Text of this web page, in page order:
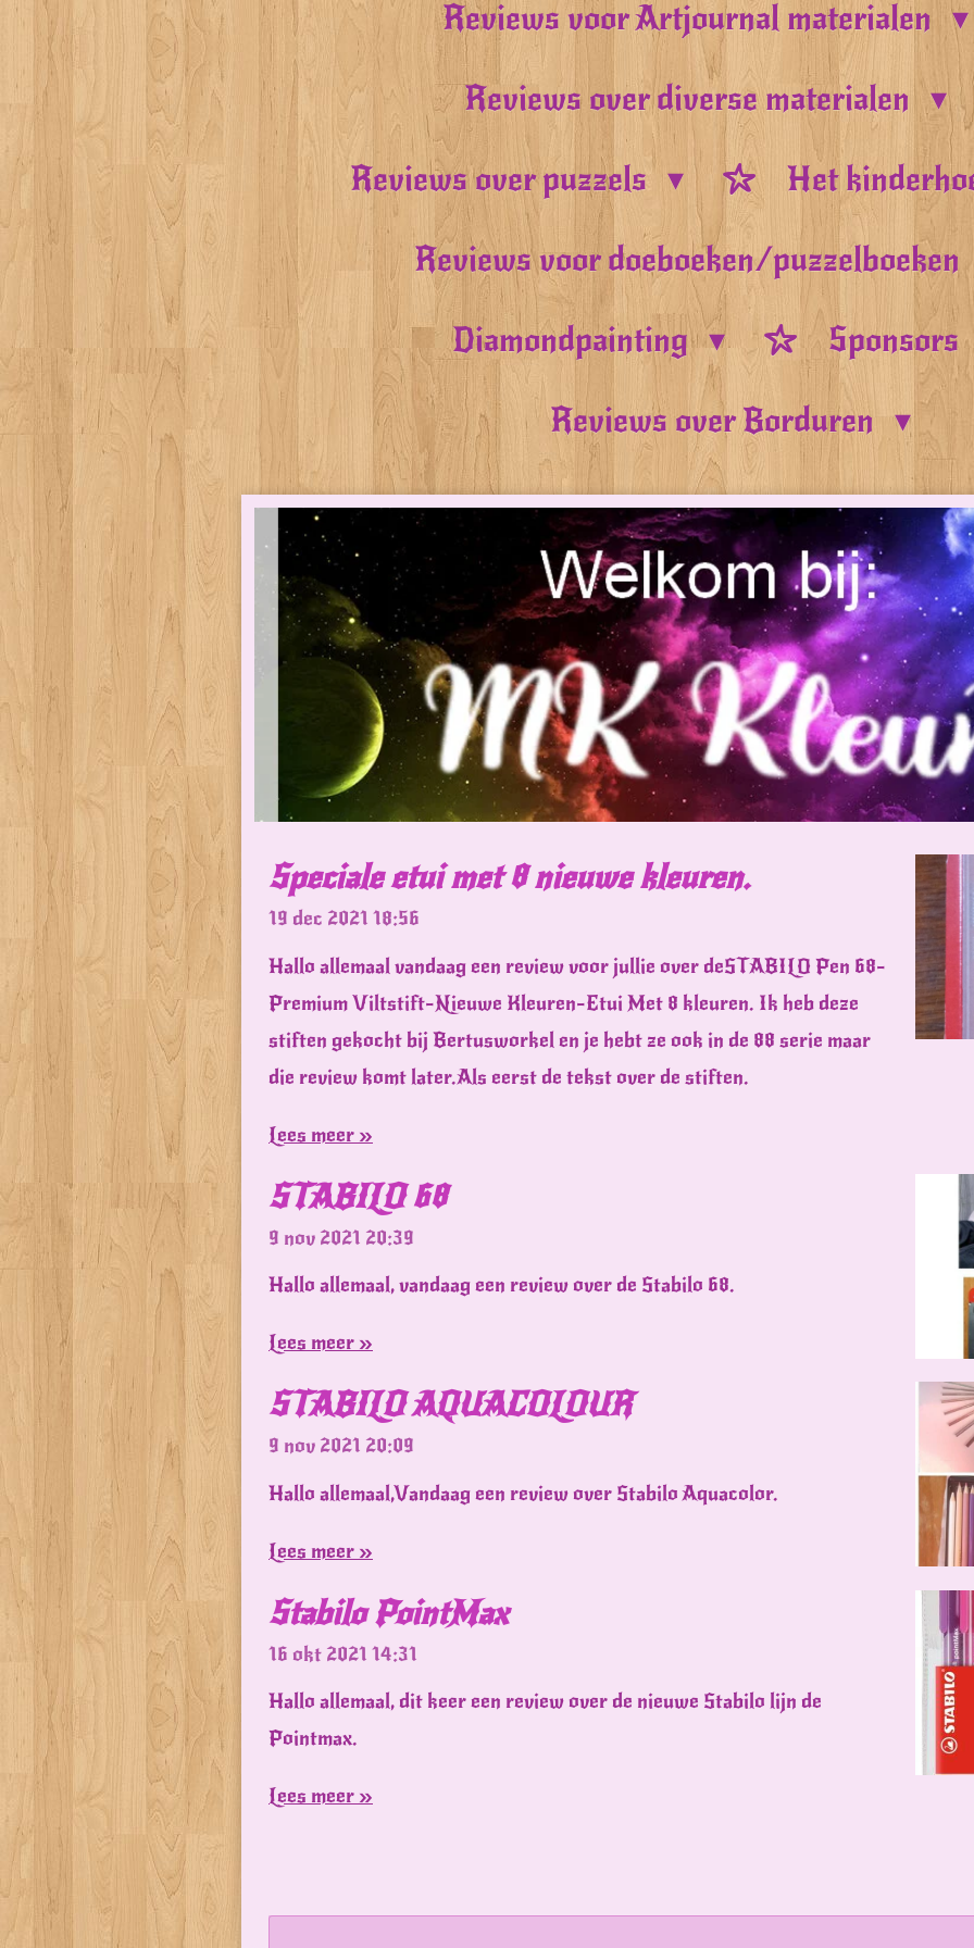
Reviews voor Artjournal materialen
Reviews over diverse materialen
Reviews over puzzels Het
Reviews voor doeboeken/puzzelboeken
Diamondpainting Sponsors
Reviews over Borduren
Speciale etui met 8 nieuwe kleuren.
19 dec 2021 18:56
Hallo allemaal vandaag een review voor jullie over deSTABILO Pen 68-
Premium Viltstift-Nieuwe Kleuren-Etui Met 8 kleuren. Ik heb deze
stiften gekocht bij Bertusworkel en je hebt ze ook in de 88 serie maar
die review komt later.Als eerst de tekst over de stiften.
Lees meer »
STABILO 68
9 nov 2021 20:39
Hallo allemaal, vandaag een review over de Stabilo 68.
Lees meer »
STABILO AQUACOLOUR
9 nov 2021 20:09
Hallo allemaal,Vandaag een review over Stabilo Aquacolor.
Lees meer »
Stabilo PointMax
16 okt 2021 14:31
Hallo allemaal, dit keer een review over de nieuwe Stabilo lijn de
Pointmax.
Lees meer »